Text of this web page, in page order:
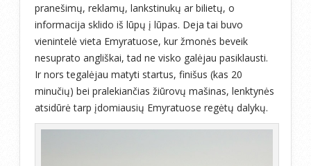
pranešimų, reklamų, lankstinukų ar bilietų, o
informacija sklido iš lūpų į lūpas. Deja tai buvo
vienintelė vieta Emyratuose, kur žmonės beveik
nesuprato angliškai, tad ne visko galėjau pasiklausti.
Ir nors tegalėjau matyti startus, finišus (kas 20
minučių) bei pralekiančias žiūrovų mašinas, lenktynės
atsidūrė tarp įdomiausių Emyratuose regėtų dalykų.